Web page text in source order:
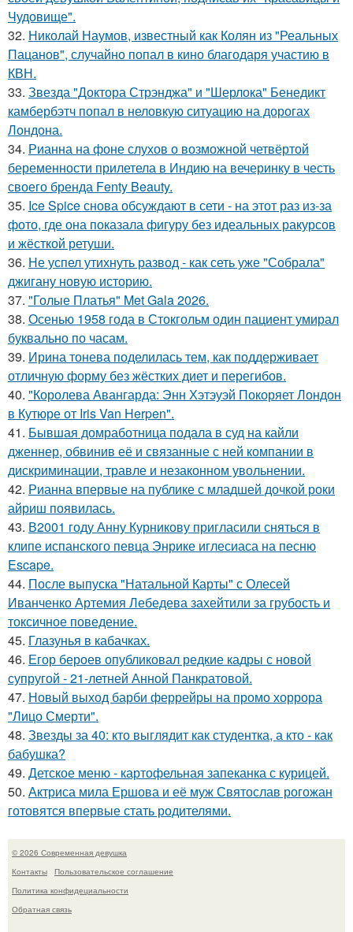
Чудовище".
32. Николай Наумов, известный как Колян из "Реальных
Пацанов", случайно попал в кино благодаря участию в
КВН.
33. Звезда "Доктора Стрэнджа" и "Шерлока" Бенедикт
камбербэтч попал в неловкую ситуацию на дорогах
Лондона.
34. Рианна на фоне слухов о возможной четвёртой
беременности прилетела в Индию на вечеринку в честь
своего бренда Fenty Beauty.
35. Ice Spice снова обсуждают в сети - на этот раз из-за
фото, где она показала фигуру без идеальных ракурсов
и жёсткой ретуши.
36. Не успел утихнуть развод - как сеть уже "Собрала"
джигану новую историю.
37. "Голые Платья" Met Gala 2026.
38. Осенью 1958 года в Стокгольм один пациент умирал
буквально по часам.
39. Ирина тонева поделилась тем, как поддерживает
отличную форму без жёстких диет и перегибов.
40. "Королева Авангарда: Энн Хэтэуэй Покоряет Лондон
в Кутюре от Iris Van Herpen".
41. Бывшая домработница подала в суд на кайли
дженнер, обвинив её и связанные с ней компании в
дискриминации, травле и незаконном увольнении.
42. Рианна впервые на публике с младшей дочкой роки
айриш появилась.
43. В2001 году Анну Курникову пригласили сняться в
клипе испанского певца Энрике иглесиаса на песню
Escape.
44. После выпуска "Натальной Карты" с Олесей
Иванченко Артемия Лебедева захейтили за грубость и
токсичное поведение.
45. Глазунья в кабачках.
46. Егор бероев опубликовал редкие кадры с новой
супругой - 21-летней Анной Панкратовой.
47. Новый выход барби феррейры на промо хоррора
"Лицо Смерти".
48. Звезды за 40: кто выглядит как студентка, а кто - как
бабушка?
49. Детское меню - картофельная запеканка с курицей.
50. Актриса мила Ершова и её муж Святослав рогожан
готовятся впервые стать родителями.
© 2026 Современная девушка
Контакты
Пользовательское соглашение
Политика конфидециальности
Обратная связь